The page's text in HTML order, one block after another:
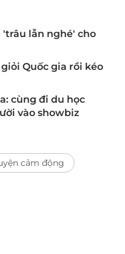
lẫn nghé' cho
Quốc gia rồi kéo
cùng đi du học
vào showbiz
cảm động